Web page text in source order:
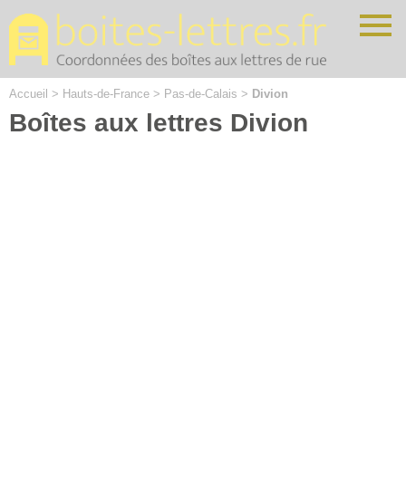
Accueil > Hauts-de-France > Pas-de-Calais > Divion
Boîtes aux lettres Divion